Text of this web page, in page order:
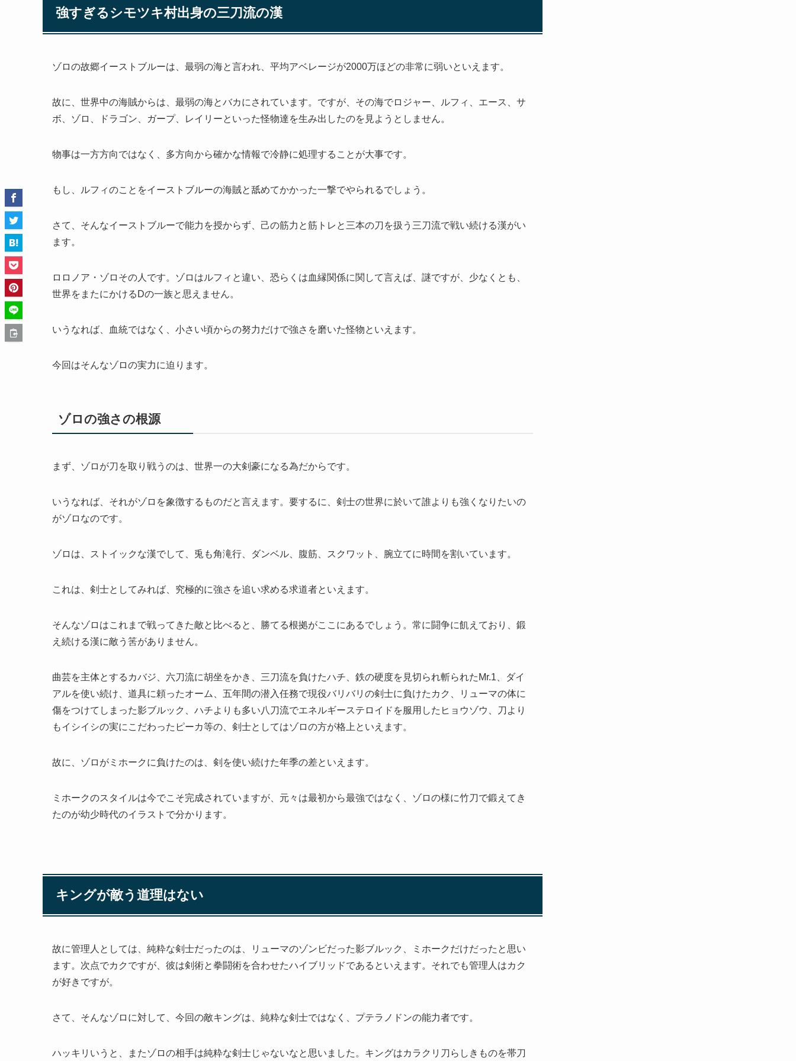
強すぎるシモツキ村出身の三刀流の漢
ゾロの故郷イーストブルーは、最弱の海と言われ、平均アベレージが2000万ほどの非常に弱いといえます。
故に、世界中の海賊からは、最弱の海とバカにされています。ですが、その海でロジャー、ルフィ、エース、サ
ボ、ゾロ、ドラゴン、ガープ、レイリーといった怪物達を生み出したのを見ようとしません。
物事は一方方向ではなく、多方向から確かな情報で冷静に処理することが大事です。
もし、ルフィのことをイーストブルーの海賊と舐めてかかった一撃でやられるでしょう。
さて、そんなイーストブルーで能力を授からず、己の筋力と筋トレと三本の刀を扱う三刀流で戦い続ける漢がい
ます。
ロロノア・ゾロその人です。ゾロはルフィと違い、恐らくは血縁関係に関して言えば、謎ですが、少なくとも、
世界をまたにかけるDの一族と思えません。
いうなれば、血統ではなく、小さい頃からの努力だけで強さを磨いた怪物といえます。
今回はそんなゾロの実力に迫ります。
ゾロの強さの根源
まず、ゾロが刀を取り戦うのは、世界一の大剣豪になる為だからです。
いうなれば、それがゾロを象徴するものだと言えます。要するに、剣士の世界に於いて誰よりも強くなりたいの
がゾロなのです。
ゾロは、ストイックな漢でして、兎も角滝行、ダンベル、腹筋、スクワット、腕立てに時間を割いています。
これは、剣士としてみれば、究極的に強さを追い求める求道者といえます。
そんなゾロはこれまで戦ってきた敵と比べると、勝てる根拠がここにあるでしょう。常に闘争に飢えており、鍛
え続ける漢に敵う筈がありません。
曲芸を主体とするカバジ、六刀流に胡坐をかき、三刀流を負けたハチ、鉄の硬度を見切られ斬られたMr.1、ダイ
アルを使い続け、道具に頼ったオーム、五年間の潜入任務で現役バリバリの剣士に負けたカク、リューマの体に
傷をつけてしまった影ブルック、ハチよりも多い八刀流でエネルギーステロイドを服用したヒョウゾウ、刀より
もイシイシの実にこだわったピーカ等の、剣士としてはゾロの方が格上といえます。
故に、ゾロがミホークに負けたのは、剣を使い続けた年季の差といえます。
ミホークのスタイルは今でこそ完成されていますが、元々は最初から最強ではなく、ゾロの様に竹刀で鍛えてき
たのが幼少時代のイラストで分かります。
キングが敵う道理はない
故に管理人としては、純粋な剣士だったのは、リューマのゾンビだった影ブルック、ミホークだけだったと思い
ます。次点でカクですが、彼は剣術と拳闘術を合わせたハイブリッドであるといえます。それでも管理人はカク
が好きですが。
さて、そんなゾロに対して、今回の敵キングは、純粋な剣士ではなく、プテラノドンの能力者です。
ハッキリいうと、またゾロの相手は純粋な剣士じゃないなと思いました。キングはカラクリ刀らしきものを帯刀